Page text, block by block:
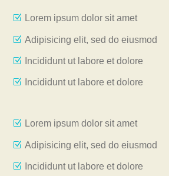
Lorem ipsum dolor sit amet
Adipisicing elit, sed do eiusmod
Incididunt ut labore et dolore
Incididunt ut labore et dolore
Lorem ipsum dolor sit amet
Adipisicing elit, sed do eiusmod
Incididunt ut labore et dolore